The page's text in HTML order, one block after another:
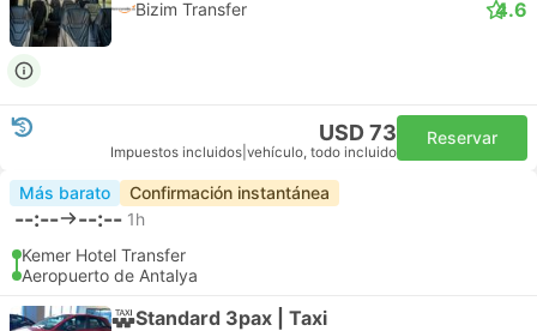
Bizim Transfer 4.6
USD 73
Impuestos incluidos vehículo, todo incluido
Reservar
Más barato Confirmación instantánea
--:-- --:-- 1h
Kemer Hotel Transfer
Aeropuerto de Antalya
Standard 3pax | Taxi